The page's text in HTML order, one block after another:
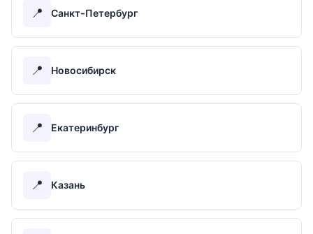
📍 Санкт-Петербург
📍 Новосибирск
📍 Екатеринбург
📍 Казань